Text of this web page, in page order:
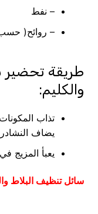
– نفط
– روائح(
طريقة
والكليم:
تذاب
يضاف
يعبأ المزيج
سائل تنظيف البلاط